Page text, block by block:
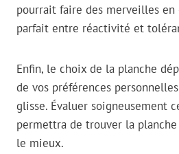
pourrait faire des merveilles
parfait entre réactivité et
Enfin, le choix de la planche
de vos préférences
glisse. Évaluer soigneusement
permettra de trouver la
le mieux.